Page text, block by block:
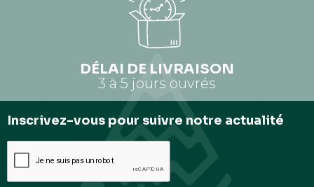
DÉLAI DE LIVRAISON
3 à 5 jours ouvrés
Inscrivez-vous pour suivre notre actualité